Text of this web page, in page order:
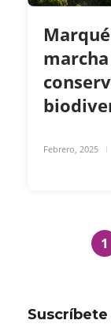
Febrero, 2025
1
Suscríbete